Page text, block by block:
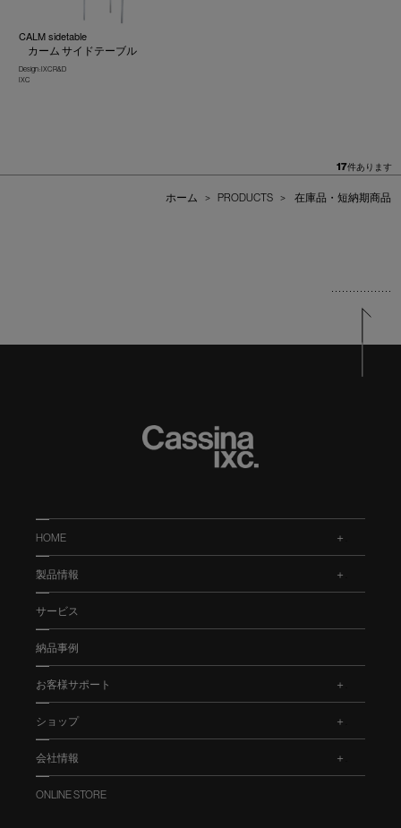
CALM sidetable
カーム サイドテーブル
Design : IXC R&D
IXC
17件あります
ホーム > PRODUCTS > 在庫品・短納期商品
HOME
製品情報
サービス
納品事例
お客様サポート
ショップ
会社情報
ONLINE STORE